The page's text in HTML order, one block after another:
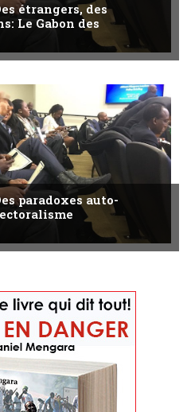
étrangers, des
Le Gabon des
paradoxes auto-